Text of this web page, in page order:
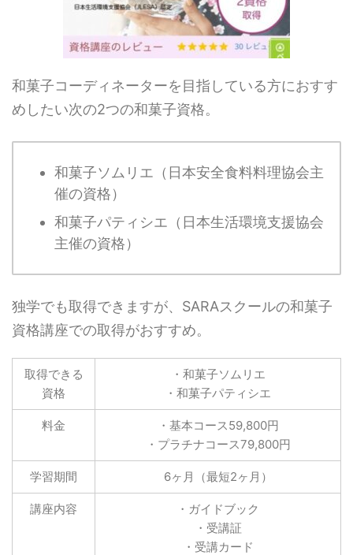
和菓子コーディネーターを目指している方におすす
めしたい次の2つの和菓子資格。
和菓子ソムリエ（日本安全食料料理協会主
催の資格）
和菓子パティシエ（日本生活環境支援協会
主催の資格）
独学でも取得できますが、SARAスクールの和菓子
資格講座での取得がおすすめ。
取得できる
資格
・和菓子ソムリエ
・和菓子パティシエ
料金
・基本コース59,800円
・プラチナコース79,800円
学習期間 6ヶ月（最短2ヶ月）
講座内容
・ガイドブック
・受講証
・受講カード